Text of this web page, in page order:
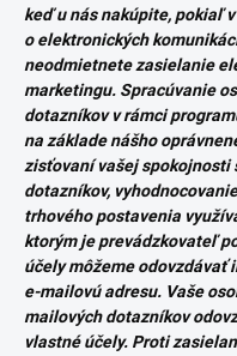
keď u nás nakúpite, pokiaľ
o elektronických
neodmietnete zasielanie
marketingu. Spracúvanie
dotazníkov v rámci
na základe nášho
zisťovaní vašej spokojnosti
dotazníkov,
trhového postavenia
ktorým je prevádzkovateľ
účely môžeme odovzdávať
e-mailovú adresu. Vaše
mailových dotazníkov
vlastné účely. Proti